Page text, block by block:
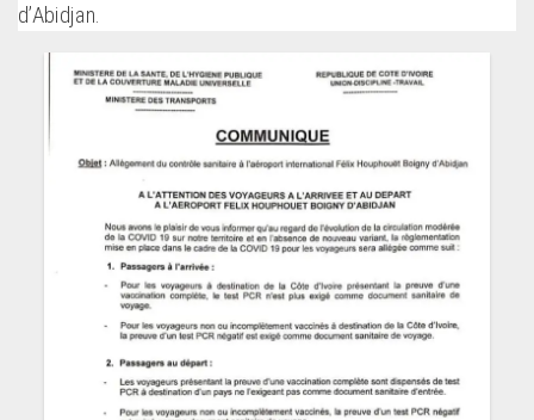
d’Abidjan.